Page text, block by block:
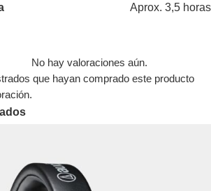
Aprox. 3,5 horas
No hay valoraciones aún.
que hayan comprado este producto